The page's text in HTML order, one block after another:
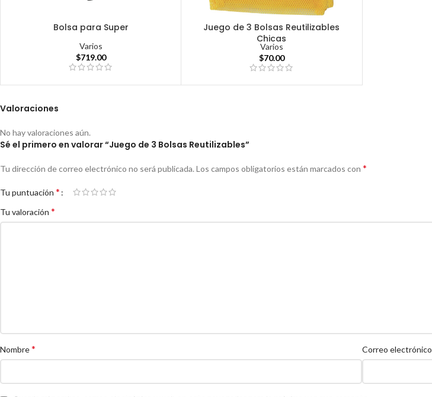
Bolsa para Super
Varios
$719.00
Juego de 3 Bolsas Reutilizables
Chicas
Varios
$70.00
Valoraciones
No hay valoraciones aún.
Sé el primero en valorar “Juego de 3 Bolsas Reutilizables”
Tu dirección de correo electrónico no será publicada. Los campos obligatorios están marcados con *
Tu puntuación *
Tu valoración *
Nombre* Correo electrónico